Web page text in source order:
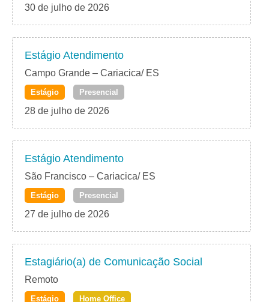
30 de julho de 2026
Estágio Atendimento
Campo Grande – Cariacica/ ES
Estágio Presencial
28 de julho de 2026
Estágio Atendimento
São Francisco – Cariacica/ ES
Estágio Presencial
27 de julho de 2026
Estagiário(a) de Comunicação Social
Remoto
Estágio Home Office